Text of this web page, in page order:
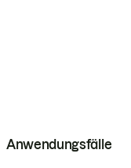
Anwendungsfälle